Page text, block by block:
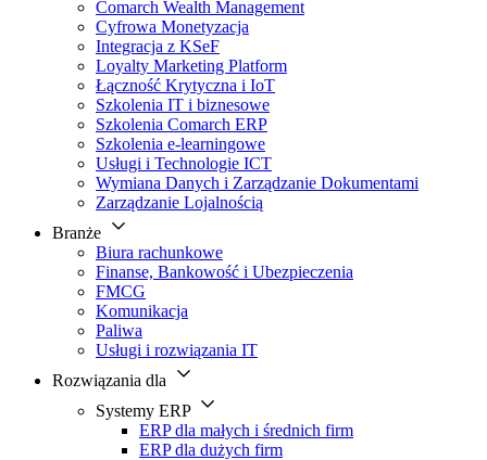
Comarch Wealth Management
Cyfrowa Monetyzacja
Integracja z KSeF
Loyalty Marketing Platform
Łączność Krytyczna i IoT
Szkolenia IT i biznesowe
Szkolenia Comarch ERP
Szkolenia e-learningowe
Usługi i Technologie ICT
Wymiana Danych i Zarządzanie Dokumentami
Zarządzanie Lojalnością
Branże
Biura rachunkowe
Finanse, Bankowość i Ubezpieczenia
FMCG
Komunikacja
Paliwa
Usługi i rozwiązania IT
Rozwiązania dla
Systemy ERP
ERP dla małych i średnich firm
ERP dla dużych firm